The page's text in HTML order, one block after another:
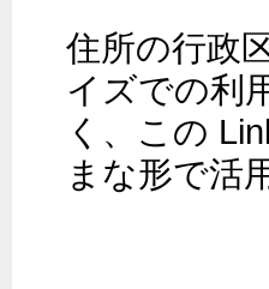
住所の行政
イズでの利
く、この
まな形で活